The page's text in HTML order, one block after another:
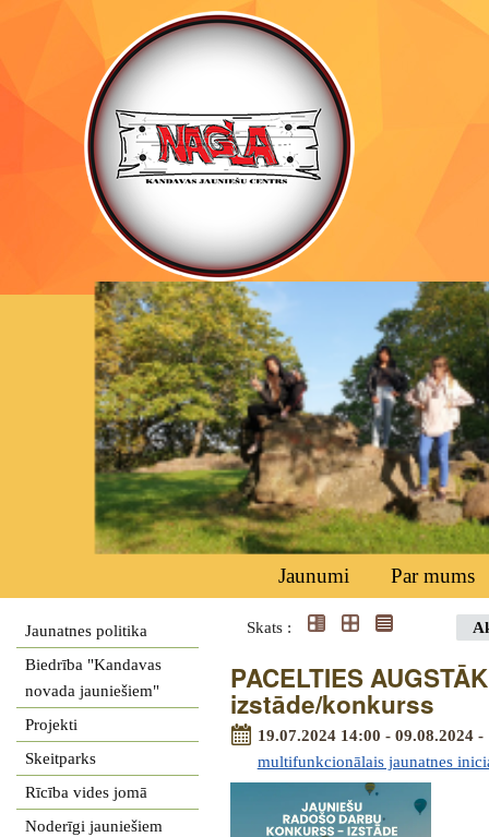
Jaunumi Par mums
Jaunatnes politika
Biedrība "Kandavas
novada jauniešiem"
Projekti
Skeitparks
Rīcība vides jomā
Noderīgi jauniešiem
Skats :
PACELTIES
izstāde/konkurss
19.07.2024 14:00 - 09.08.2024
multifunkcionālais jaunatnes